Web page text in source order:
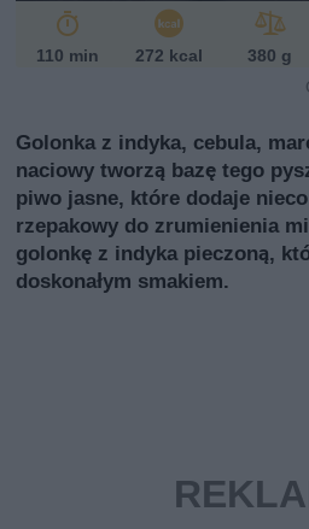
110 min 272 kcal 380 g
Golonka z indyka, cebula,
naciowy tworzą bazę tego
piwo jasne, które dodaje
rzepakowy do zrumienienia
golonkę z indyka pieczoną,
doskonałym smakiem.